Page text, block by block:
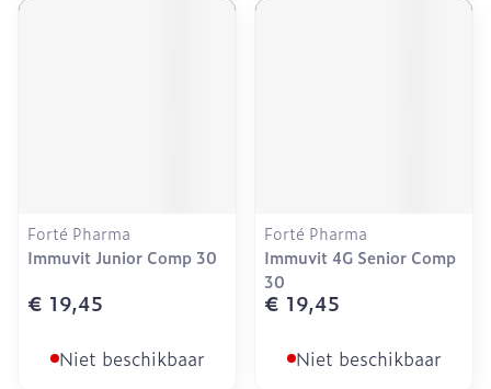
Forté Pharma
Immuvit Junior Comp 30
€ 19,45
Niet beschikbaar
Forté Pharma
Immuvit 4G Senior Comp
30
€ 19,45
Niet beschikbaar